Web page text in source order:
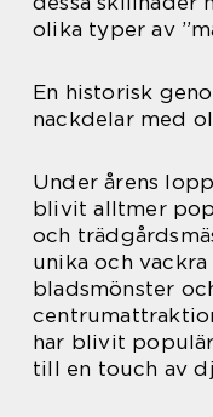
olika typer av
En historisk
nackdelar med
Under årens
blivit alltmer
och
unika och vackra
bladsmönster
har blivit
till en touch av